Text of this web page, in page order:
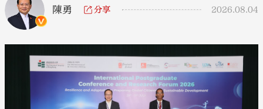
陳勇 分享 2026.08.04